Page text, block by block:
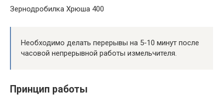
Зернодробилка Хрюша 400
Необходимо делать перерывы на 5-10 минут после
часовой непрерывной работы измельчителя.
Принцип работы